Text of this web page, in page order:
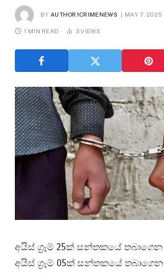
BY AUTHOR1CRIMENEWS MAY 7, 2025
1 MIN READ 3VIEWS
අයිස් ග්‍රෑම් 25ක් සන්තකයේ
අයිස් ග්‍රෑම් 05ක් සන්තකයේ